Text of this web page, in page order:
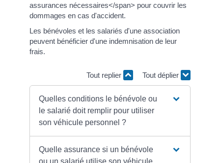
assurances nécessaires</span> pour couvrir les
dommages en cas d'accident.
Les bénévoles et les salariés d'une association
peuvent bénéficier d'une indemnisation de leur
frais.
Tout replier Tout déplier
Quelles conditions le bénévole ou
le salarié doit remplir pour utiliser
son véhicule personnel ?
Quelle assurance si un bénévole